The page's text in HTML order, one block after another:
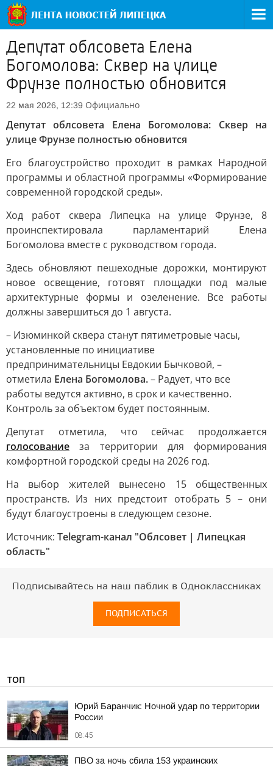
Депутат облсовета Елена
Богомолова: Сквер на улице
Фрунзе полностью обновится
22 мая 2026, 12:39 Официально
Депутат облсовета Елена Богомолова: Сквер на
улице Фрунзе полностью обновится
Его благоустройство проходит в рамках Народной
программы и областной программы «Формирование
современной городской среды».
Ход работ сквера Липецка на улице Фрунзе, 8
проинспектировала парламентарий Елена
Богомолова вместе с руководством города.
Здесь обновляют пешеходные дорожки, монтируют
новое освещение, готовят площадки под малые
архитектурные формы и озеленение. Все работы
должны завершиться до 1 августа.
– Изюминкой сквера станут пятиметровые часы,
установленные по инициативе
предпринимательницы Евдокии Бычковой, –
отметила Елена Богомолова.– Радует, что все
работы ведутся активно, в срок и качественно.
Контроль за объектом будет постоянным.
Депутат отметила, что сейчас продолжается
голосование за территории для формирования
комфортной городской среды на 2026 год.
На выбор жителей вынесено 15 общественных
пространств. Из них предстоит отобрать 5 – они
будут благоустроены в следующем сезоне.
Источник: Telegram-канал "Облсовет | Липецкая
область"
Подписывайтесь на наш паблик в Одноклассниках
ПОДПИСАТЬСЯ
ТОП
Юрий Баранчик: Ночной удар по территории
России
08:45
ПВО за ночь сбила 153 украинских